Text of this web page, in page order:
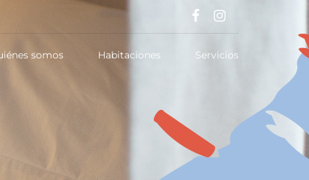
somos Habitaciones Servicios